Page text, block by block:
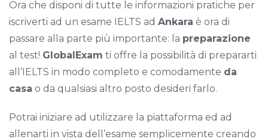
Ora che disponi di tutte le informazioni pratiche per
iscriverti ad un esame IELTS ad Ankara è ora di
passare alla parte più importante: la preparazione
al test! GlobalExam ti offre la possibilità di prepararti
all’IELTS in modo completo e comodamente da
casa o da qualsiasi altro posto desideri farlo.
Potrai iniziare ad utilizzare la piattaforma ed ad
allenarti in vista dell’esame semplicemente creando